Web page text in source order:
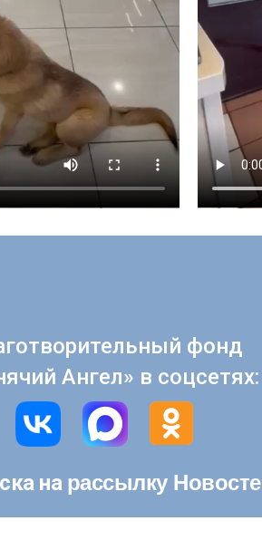
фонд
Ангел» в соцсетях:
на рассылку